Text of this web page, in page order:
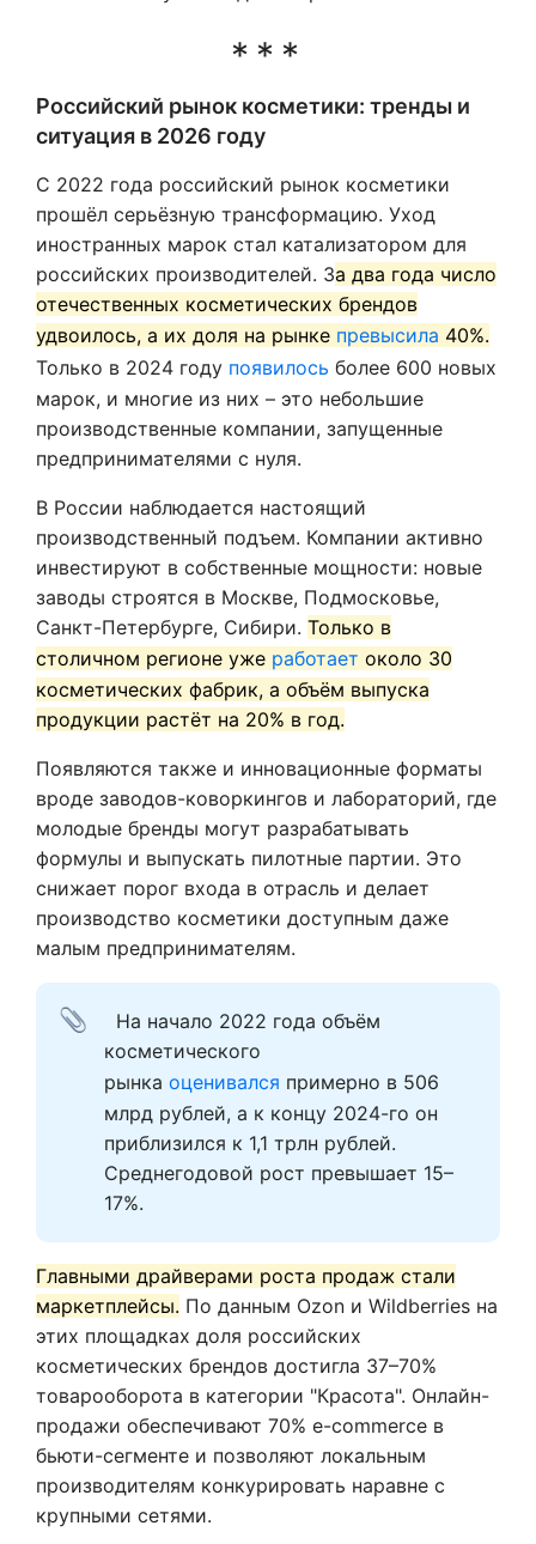
Российский рынок косметики: тренды и
ситуация в 2026 году
С 2022 года российский рынок косметики
прошёл серьёзную трансформацию. Уход
иностранных марок стал катализатором для
российских производителей. За два года число
отечественных косметических брендов
удвоилось, а их доля на рынке превысила 40%.
Только в 2024 году появилось более 600 новых
марок, и многие из них – это небольшие
производственные компании, запущенные
предпринимателями с нуля.
В России наблюдается настоящий
производственный подъем. Компании активно
инвестируют в собственные мощности: новые
заводы строятся в Москве, Подмосковье,
Санкт-Петербурге, Сибири. Только в
столичном регионе уже работает около 30
косметических фабрик, а объём выпуска
продукции растёт на 20% в год.
Появляются также и инновационные форматы
вроде заводов-коворкингов и лабораторий, где
молодые бренды могут разрабатывать
формулы и выпускать пилотные партии. Это
снижает порог входа в отрасль и делает
производство косметики доступным даже
малым предпринимателям.
На начало 2022 года объём
косметического
рынка оценивался примерно в 506
млрд рублей, а к концу 2024-го он
приблизился к 1,1 трлн рублей.
Среднегодовой рост превышает 15–
17%.
Главными драйверами роста продаж стали
маркетплейсы. По данным Ozon и Wildberries на
этих площадках доля российских
косметических брендов достигла 37–70%
товарооборота в категории "Красота". Онлайн-
продажи обеспечивают 70% e-commerce в
бьюти-сегменте и позволяют локальным
производителям конкурировать наравне с
крупными сетями.